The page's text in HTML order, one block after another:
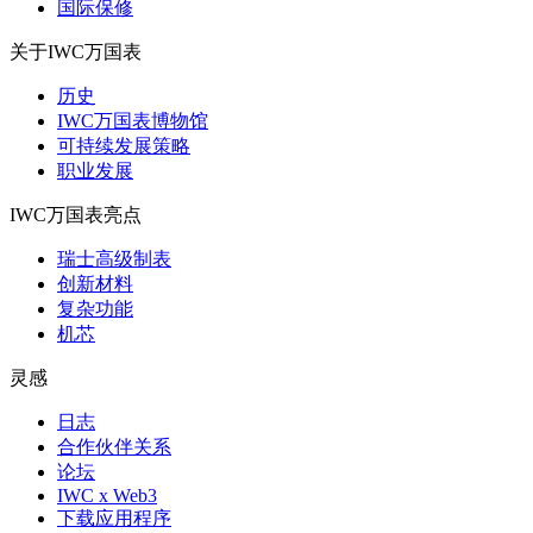
国际保修
关于IWC万国表
历史
IWC万国表博物馆
可持续发展策略
职业发展
IWC万国表亮点
瑞士高级制表
创新材料
复杂功能
机芯
灵感
日志
合作伙伴关系
论坛
IWC x Web3
下载应用程序